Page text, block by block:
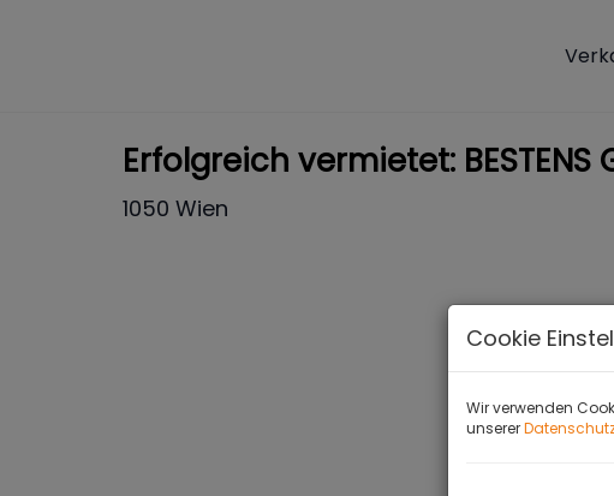
Erfolgreich vermietet: BESTENS
1050 Wien
Cookie
Wir verwenden
unserer